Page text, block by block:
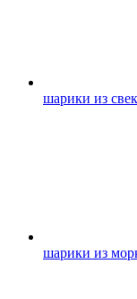
шарики из
шарики из